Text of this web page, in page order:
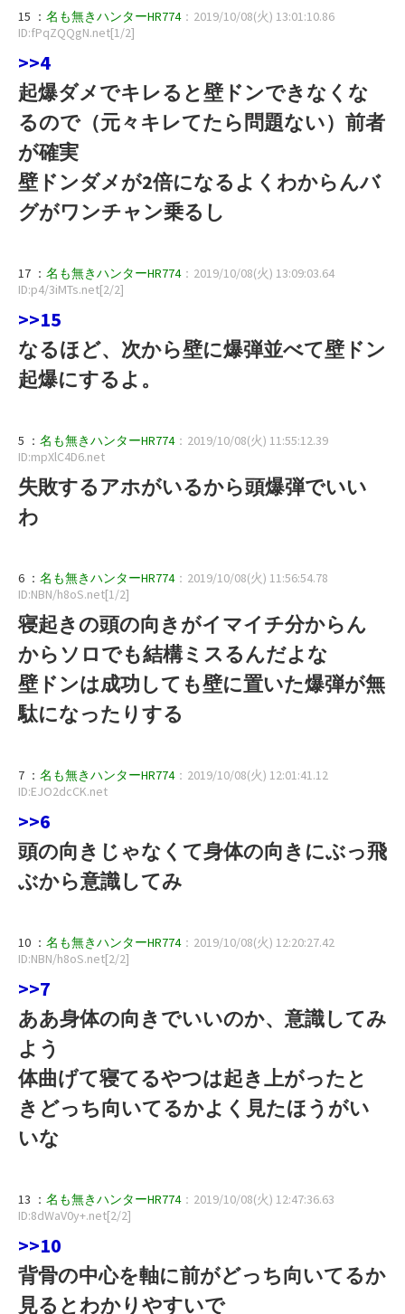
15 ： 名も無きハンターHR774：2019/10/08(火) 13:01:10.86
ID:fPqZQQgN.net[1/2]
>>4
起爆ダメでキレると壁ドンできなくな
るので（元々キレてたら問題ない）前者
が確実
壁ドンダメが2倍になるよくわからんバ
グがワンチャン乗るし
17 ： 名も無きハンターHR774：2019/10/08(火) 13:09:03.64
ID:p4/3iMTs.net[2/2]
>>15
なるほど、次から壁に爆弾並べて壁ドン
起爆にするよ。
5 ： 名も無きハンターHR774：2019/10/08(火) 11:55:12.39
ID:mpXlC4D6.net
失敗するアホがいるから頭爆弾でいい
わ
6 ： 名も無きハンターHR774：2019/10/08(火) 11:56:54.78
ID:NBN/h8oS.net[1/2]
寝起きの頭の向きがイマイチ分からん
からソロでも結構ミスるんだよな
壁ドンは成功しても壁に置いた爆弾が無
駄になったりする
7 ： 名も無きハンターHR774：2019/10/08(火) 12:01:41.12
ID:EJO2dcCK.net
>>6
頭の向きじゃなくて身体の向きにぶっ飛
ぶから意識してみ
10 ： 名も無きハンターHR774：2019/10/08(火) 12:20:27.42
ID:NBN/h8oS.net[2/2]
>>7
ああ身体の向きでいいのか、意識してみ
よう
体曲げて寝てるやつは起き上がったと
きどっち向いてるかよく見たほうがい
いな
13 ： 名も無きハンターHR774：2019/10/08(火) 12:47:36.63
ID:8dWaV0y+.net[2/2]
>>10
背骨の中心を軸に前がどっち向いてるか
見るとわかりやすいで